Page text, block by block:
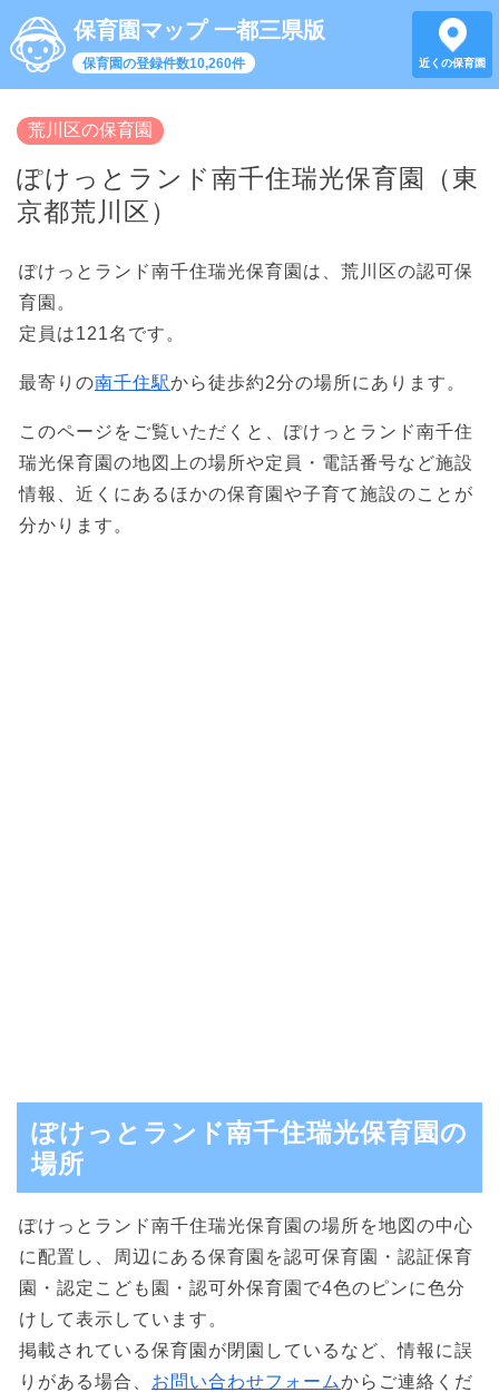
保育園マップ 一都三県版
保育園の登録件数10,260件 近くの保育園
荒川区の保育園
ぽけっとランド南千住瑞光保育園（東
京都荒川区）
ぽけっとランド南千住瑞光保育園は、荒川区の認可保
育園。
定員は121名です。
最寄りの南千住駅から徒歩約2分の場所にあります。
このページをご覧いただくと、ぽけっとランド南千住
瑞光保育園の地図上の場所や定員・電話番号など施設
情報、近くにあるほかの保育園や子育て施設のことが
分かります。
ぽけっとランド南千住瑞光保育園の
場所
ぽけっとランド南千住瑞光保育園の場所を地図の中心
に配置し、周辺にある保育園を認可保育園・認証保育
園・認定こども園・認可外保育園で4色のピンに色分
けして表示しています。
掲載されている保育園が閉園しているなど、情報に誤
りがある場合、 お問い合わせフォームからご連絡くだ